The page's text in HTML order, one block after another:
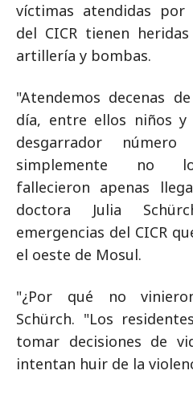
víctimas atendidas
del CICR tienen
artillería y bombas.
"Atendemos decenas
día, entre ellos niños y
desgarrador
simplemente no
fallecieron apenas
doctora Julia
emergencias del CICR
el oeste de Mosul.
"¿Por qué no
Schürch. "Los
tomar decisiones de
intentan huir de la